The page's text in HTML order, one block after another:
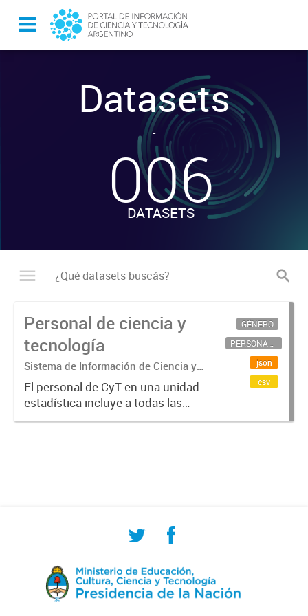
Datasets
-
006
DATASETS
Personal de ciencia y
tecnología
Sistema de Información de Ciencia y
Tecnología Argentino (SICYTAR)
El personal de CyT en una unidad
estadística incluye a todas las
personas involucradas
GÉNERO
PERSONAL CIENTÍFICO-TECNOLÓGICO
json
csv